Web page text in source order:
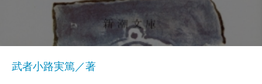
武者小路実篤／著